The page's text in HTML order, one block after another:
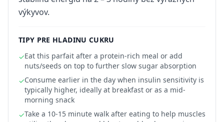
výkyvov.
TIPY PRE HLADINU CUKRU
✓Eat this parfait after a protein-rich meal or add
nuts/seeds on top to further slow sugar absorption
✓Consume earlier in the day when insulin sensitivity is
typically higher, ideally at breakfast or as a mid-
morning snack
✓Take a 10-15 minute walk after eating to help muscles